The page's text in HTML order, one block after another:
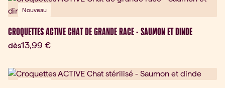
Nouveau
CROQUETTES ACTIVE CHAT DE GRANDE RACE - SAUMON ET DINDE
dèsPrix actuel:
13,99 €